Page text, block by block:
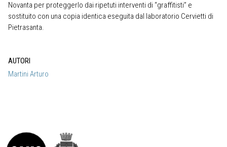
Novanta per proteggerlo dai ripetuti interventi di “graffitisti” e
sostituito con una copia identica eseguita dal laboratorio Cervietti di
Pietrasanta.
AUTORI
Martini Arturo